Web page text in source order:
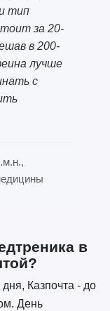
тип
за 20-
в 200-
лучше
с
в
Казпочта - до
День